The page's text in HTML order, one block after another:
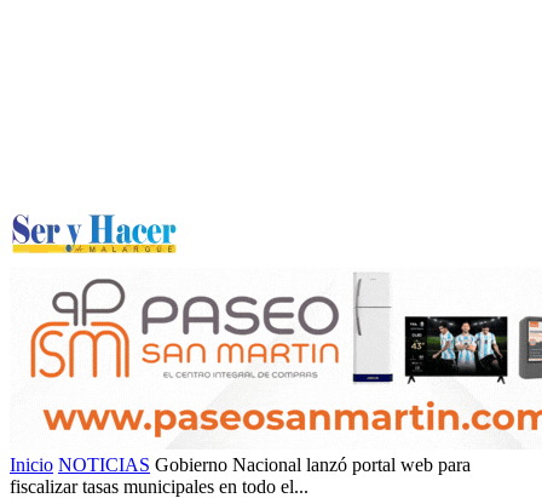
Inicio NOTICIAS Gobierno Nacional lanzó portal web para
fiscalizar tasas municipales en todo el...